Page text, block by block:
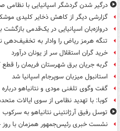
درگیر شدن گردشگر اسپانیایی با نظامی
گزارشی دیگر از کاهش ذخایر کلیدی
دروازه‌بان اسپانیایی در یک‌قدمی بازگشت
تنگه هرمز ریاض را وادار به تخفیف‌دهی
خرید گران استقلال سر از یونان درآورد
گربه جریان برق شهرستان فریمان را قطع
استانبول میزبان سوپرجام اسپانیا شد
گفت وگوی تلفنی مودی و نتانیاهو
کوبا: با تهدید نظامی از سوی ایالات
توسل رفیق آرژانتینی نتانیاهو به سرکوب
نشست خبری رئیس‌جمهور همزمان با روز